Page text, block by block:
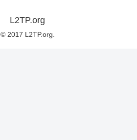
L2TP.org
© 2017 L2TP.org.